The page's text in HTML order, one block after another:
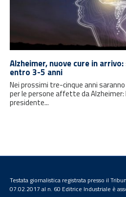
Alzheimer, nuove cure in
entro 3-5 anni
Nei prossimi tre-cinque anni
per le persone affette da Alzheimer:
presidente...
Testata giornalistica registrata presso il
07.02.2017 al n. 60 Editrice Industriale è